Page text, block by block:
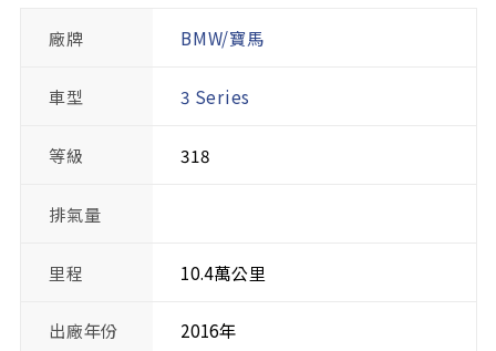
廠牌 BMW/寶馬
車型 3 Series
等級 318
排氣量
里程 10.4萬公里
出廠年份 2016年